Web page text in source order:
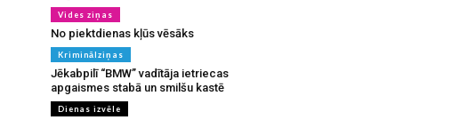
Vides ziņas
No piektdienas kļūs vēsāks
Kriminālziņas
Jēkabpilī “BMW” vadītāja ietriecas
apgaismes stabā un smilšu kastē
Dienas izvēle